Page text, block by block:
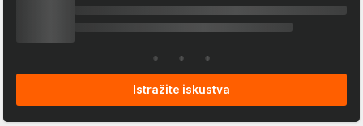
Istražite iskustva